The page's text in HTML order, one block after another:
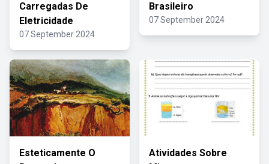
Carregadas De
Eletricidade
07 September 2024
Brasileiro
07 September 2024
Esteticamente O
Atividades Sobre